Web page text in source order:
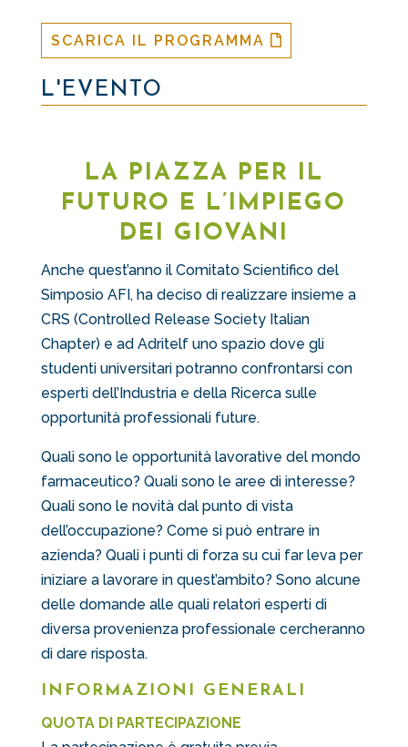
SCARICA IL PROGRAMMA
L'EVENTO
LA PIAZZA PER IL
FUTURO E L’IMPIEGO
DEI GIOVANI
Anche quest’annoil Comitato Scientifico del
Simposio AFI, ha deciso di realizzare insieme a
CRS (Controlled Release Society Italian
Chapter) e ad Adritelf uno spazio dove gli
studenti universitari potranno confrontarsi con
esperti dell’Industria e della Ricerca sulle
opportunità professionali future.
Quali sono le opportunità lavorative del mondo
farmaceutico? Quali sono le aree di interesse?
Quali sono le novità dal punto di vista
dell’occupazione? Come si può entrare in
azienda? Quali i punti di forza su cui far leva per
iniziare a lavorare in quest’ambito? Sono alcune
delle domande alle quali relatori esperti di
diversa provenienza professionale cercheranno
di dare risposta.
INFORMAZIONI GENERALI
QUOTA DI PARTECIPAZIONE